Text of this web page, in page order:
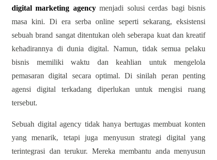
digital marketing agencymenjadi solusi cerdas bagi bisnis
masa kini. Di era serba online seperti sekarang, eksistensi
sebuah brand sangat ditentukan oleh seberapa kuat dan kreatif
kehadirannya di dunia digital. Namun, tidak semua pelaku
bisnis memiliki waktu dan keahlian untuk mengelola
pemasaran digital secara optimal. Di sinilah peran penting
agensi digital terkadang diperlukan untuk mengisi ruang
tersebut.
Sebuah digital agency tidak hanya bertugas membuat konten
yang menarik, tetapi juga menyusun strategi digital yang
terintegrasi dan terukur. Mereka membantu anda menyusun